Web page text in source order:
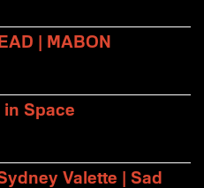
| MABON
in Space
Valette | Sad